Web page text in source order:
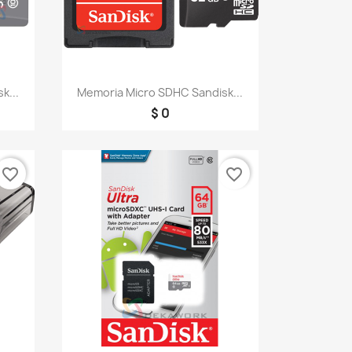
Vista rápida
Memoria Micro SDHC Sandisk...
$ 0
favorite_border favorite_border